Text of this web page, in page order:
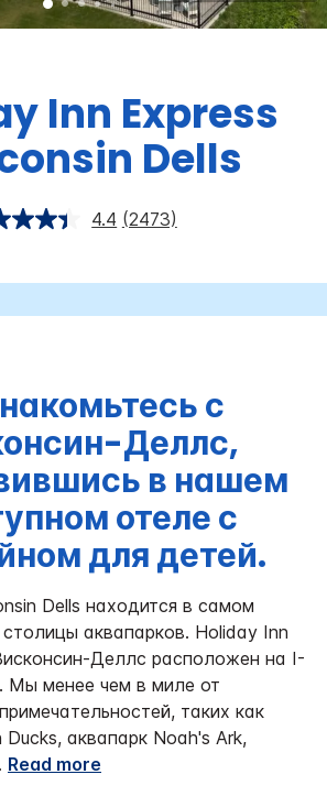
Inn Express
Dells
4.4 (2473)
с
Деллс,
в нашем
отеле с
для детей.
Dells находится в самом
аквапарков. Holiday Inn
Деллс расположен на I-
Мы менее чем в миле от
таких как
Ducks, аквапарк Noah's Ark,
Read more